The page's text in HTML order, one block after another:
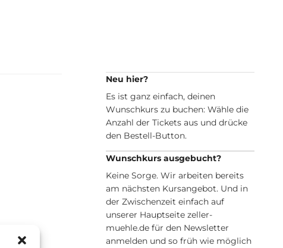
Neu hier?
Es ist ganz einfach, deinen
Wunschkurs zu buchen: Wähle die
Anzahl der Tickets aus und drücke
den Bestell-Button.
Wunschkurs ausgebucht?
Keine Sorge. Wir arbeiten bereits
am nächsten Kursangebot. Und in
der Zwischenzeit einfach auf
unserer Hauptseite zeller-
muehle.de für den Newsletter
anmelden und so früh wie möglich